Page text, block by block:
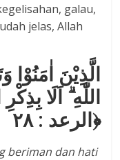
galau,
jelas, Allah
الَّذِيْنَ اٰمَنُوْا
اللّٰهِ ۗ اَلَا
﴿الرعد : ۲۸
beriman dan hati